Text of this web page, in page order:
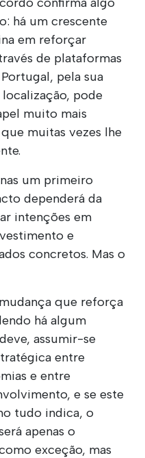
há um crescente
em reforçar
de plataformas
pela sua
pode
muito mais
muitas vezes lhe
um primeiro
dependerá da
intenções em
e
concretos. Mas o
que reforça
há algum
assumir-se
entre
e entre
e se este
tudo indica, o
apenas o
exceção, mas